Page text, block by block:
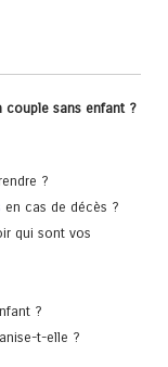
couple sans enfant ?
?
en cas de décès ?
qui sont vos
?
t-elle ?